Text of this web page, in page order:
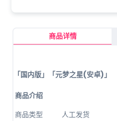
商品详情
「国内版」「元梦之星(安卓)」
商品介绍
商品类型
人工发货